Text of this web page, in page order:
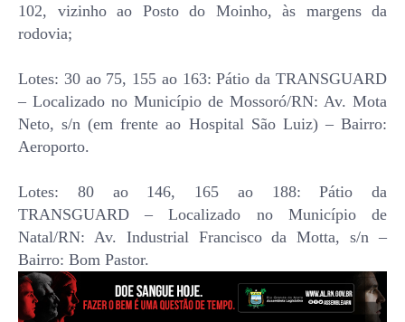
102, vizinho ao Posto do Moinho, às margens da
rodovia;
Lotes: 30 ao 75, 155 ao 163: Pátio da TRANSGUARD
– Localizado no Município de Mossoró/RN: Av. Mota
Neto, s/n (em frente ao Hospital São Luiz) – Bairro:
Aeroporto.
Lotes: 80 ao 146, 165 ao 188: Pátio da
TRANSGUARD – Localizado no Município de
Natal/RN: Av. Industrial Francisco da Motta, s/n –
Bairro: Bom Pastor.